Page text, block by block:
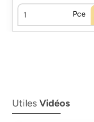
Pce
Utiles Vidéos